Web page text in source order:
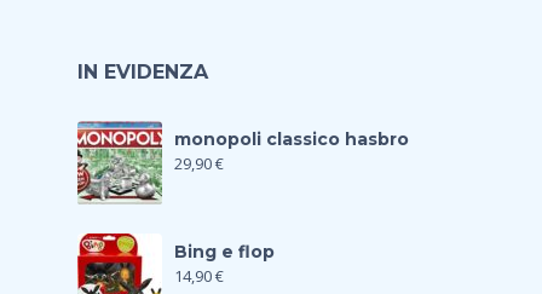
IN EVIDENZA
monopoli classico hasbro
29,90€
Bing e flop
14,90€